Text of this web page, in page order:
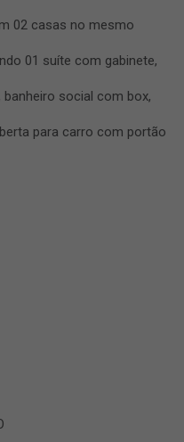
02 casas no mesmo
01 suíte com gabinete,
social com box,
para carro com portão